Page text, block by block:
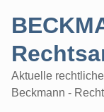
Aktuelle
Beckmann -